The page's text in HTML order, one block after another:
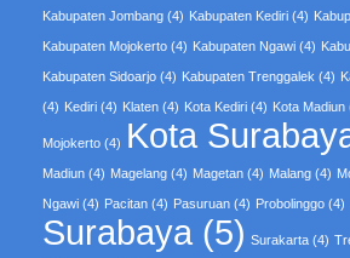
Kabupaten Jombang (4) Kabupaten Kediri (4)
Kabupaten Mojokerto (4) Kabupaten Ngawi (4)
Kabupaten Sidoarjo (4) Kabupaten Trenggalek (4)
(4) Kediri (4) Klaten (4) Kota Kediri (4) Kota Madiun
Mojokerto (4) Kota
Madiun (4) Magelang (4) Magetan (4) Malang (4)
Ngawi (4) Pacitan (4) Pasuruan (4) Probolinggo (4)
Surabaya (5) Surakarta (4)